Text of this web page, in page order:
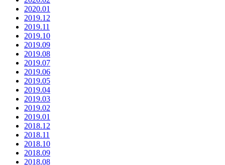
2020.01
2019.12
2019.11
2019.10
2019.09
2019.08
2019.07
2019.06
2019.05
2019.04
2019.03
2019.02
2019.01
2018.12
2018.11
2018.10
2018.09
2018.08